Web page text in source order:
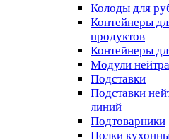
Колоды для
Контейнеры
продуктов
Контейнеры
Модули
Подставки
Подставки
линий
Подтоварники
Полки